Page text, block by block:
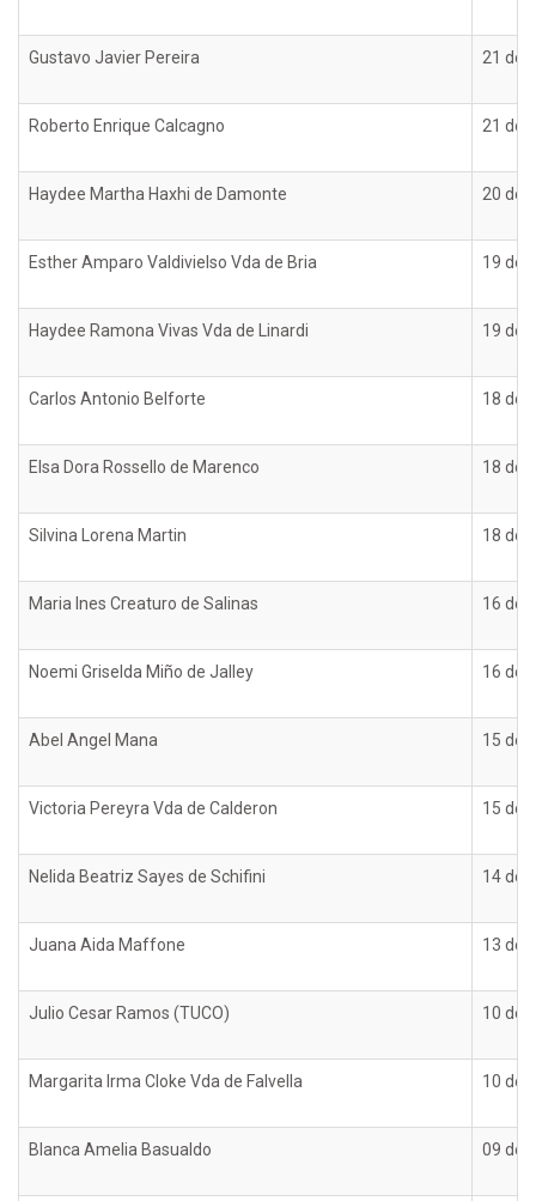
Gustavo Javier Pereira 21 de
Roberto Enrique Calcagno 21 de
Haydee Martha Haxhi de Damonte 20 de
Esther Amparo Valdivielso Vda de Bria 19 de
Haydee Ramona Vivas Vda de Linardi 19 de
Carlos Antonio Belforte 18 de
Elsa Dora Rossello de Marenco 18 de
Silvina Lorena Martin 18 de
Maria Ines Creaturo de Salinas 16 de
Noemi Griselda Miño de Jalley 16 de
Abel Angel Mana 15 de
Victoria Pereyra Vda de Calderon 15 de
Nelida Beatriz Sayes de Schifini 14 de
Juana Aida Maffone 13 de
Julio Cesar Ramos (TUCO) 10 de
Margarita Irma Cloke Vda de Falvella 10 de
Blanca Amelia Basualdo 09 de